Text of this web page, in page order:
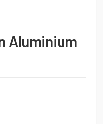
Aluminium